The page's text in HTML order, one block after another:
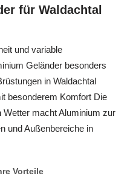
für Waldachtal
und variable
Geländer besonders
in Waldachtal
besonderem Komfort Die
Wetter macht Aluminium zur
und Außenbereiche in
Vorteile